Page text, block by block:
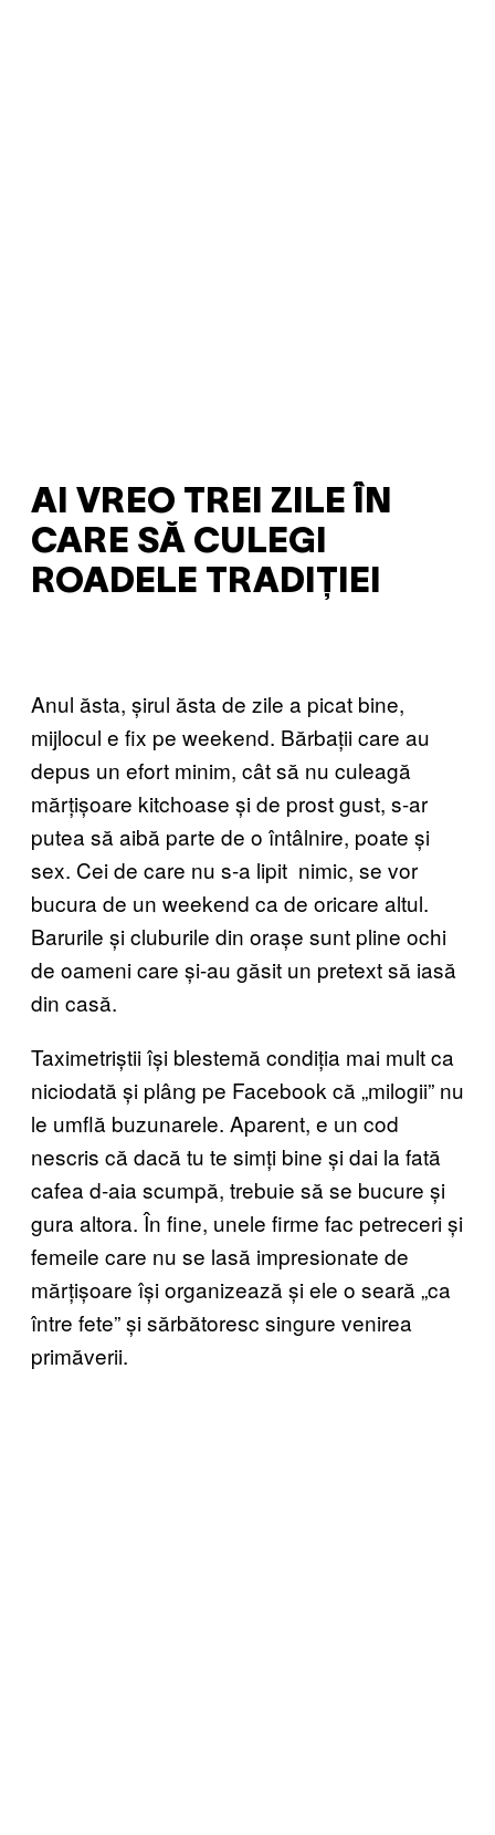
AI VREO TREI ZILE ÎN
CARE SĂ CULEGI
ROADELE TRADIȚIEI
Anul ăsta, șirul ăsta de zile a picat bine,
mijlocul e fix pe weekend. Bărbații care au
depus un efort minim, cât să nu culeagă
mărțișoare kitchoase și de prost gust, s-ar
putea să aibă parte de o întâlnire, poate și
sex. Cei de care nu s-a lipit nimic, se vor
bucura de un weekend ca de oricare altul.
Barurile și cluburile din orașe sunt pline ochi
de oameni care și-au găsit un pretext să iasă
din casă.
Taximetriștii își blestemă condiția mai mult ca
niciodată și plâng pe Facebook că „milogii” nu
le umflă buzunarele. Aparent, e un cod
nescris că dacă tu te simți bine și dai la fată
cafea d-aia scumpă, trebuie să se bucure și
gura altora. În fine, unele firme fac petreceri și
femeile care nu se lasă impresionate de
mărțișoare își organizează și ele o seară „ca
între fete” și sărbătoresc singure venirea
primăverii.